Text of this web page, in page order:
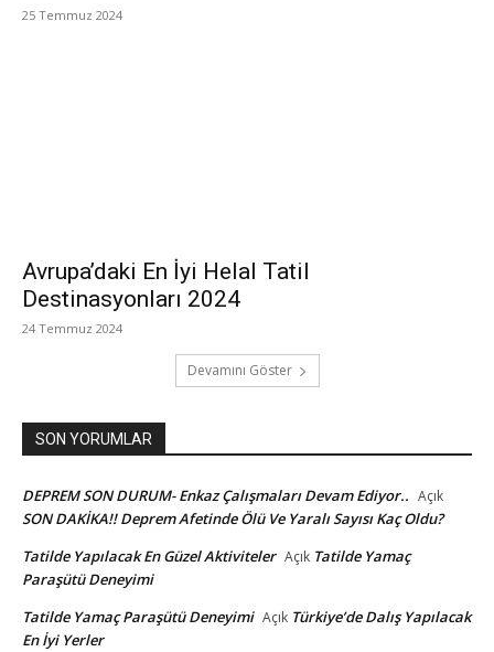
25 Temmuz 2024
Avrupa’daki En İyi Helal Tatil
Destinasyonları 2024
24 Temmuz 2024
Devamını Göster
SON YORUMLAR
DEPREM SON DURUM- Enkaz Çalışmaları Devam Ediyor.. Açık
SON DAKİKA!! Deprem Afetinde Ölü Ve Yaralı Sayısı Kaç Oldu?
Tatilde Yapılacak En Güzel Aktiviteler Açık Tatilde Yamaç
Paraşütü Deneyimi
Tatilde Yamaç Paraşütü Deneyimi Açık Türkiye’de Dalış Yapılacak
En İyi Yerler